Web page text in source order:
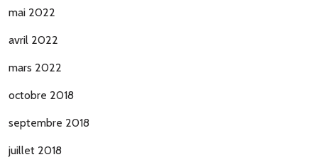
mai 2022
avril 2022
mars 2022
octobre 2018
septembre 2018
juillet 2018